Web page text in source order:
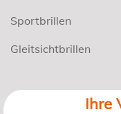
Sportbrillen
Gleitsichtbrillen
Ihre